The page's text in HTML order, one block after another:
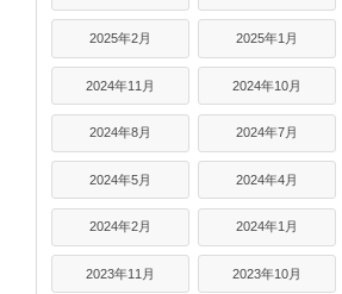
2025年2月 2025年1月
2024年11月 2024年10月
2024年8月 2024年7月
2024年5月 2024年4月
2024年2月 2024年1月
2023年11月 2023年10月